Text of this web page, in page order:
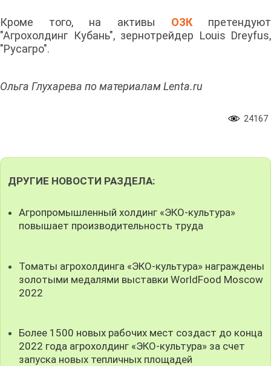
Кроме того, на активы ОЗКпретендуют
"Агрохолдинг Кубань", зернотрейдер Louis Dreyfus,
"Русагро".
Ольга Глухарева по материалам Lenta.ru
24167
ДРУГИЕ НОВОСТИ РАЗДЕЛА:
Агропромышленный холдинг «ЭКО-культура»
повышает производительность труда
Томаты агрохолдинга «ЭКО-культура» награждены
золотыми медалями выставки WorldFood Moscow
2022
Более 1500 новых рабочих мест создаст до конца
2022 года агрохолдинг «ЭКО-культура» за счет
запуска новых тепличных площадей